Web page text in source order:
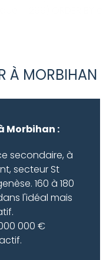
À MORBIHAN
Morbihan :
secondaire, à
secteur St
160 à 180
l'idéal mais
000 €